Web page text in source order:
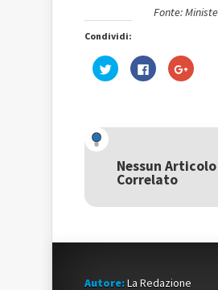
Fonte:
Condividi:
Fai
clic
una
nuova
finestra)
Fai
clic
nuova
finestra)
Fai
clic
una
nuova
Nessun Articolo
Correlato
Autore:La Redazione